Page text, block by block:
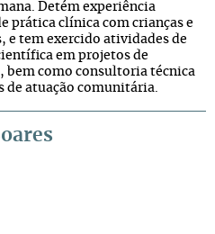
Detém experiência
prática clínica com crianças e
e tem exercido atividades de
em projetos de
bem como consultoria técnica
de atuação comunitária.